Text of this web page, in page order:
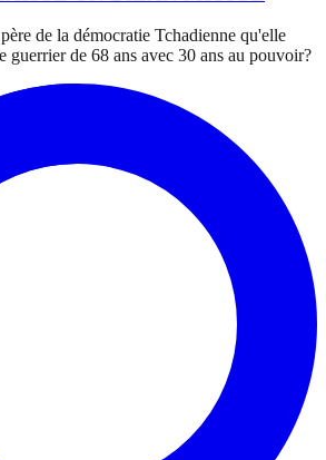
de la démocratie Tchadienne qu'elle
guerrier de 68 ans avec 30 ans au pouvoir?